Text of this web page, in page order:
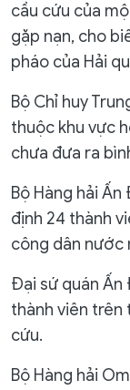
cầu cứu của
gặp nạn, cho
pháo của Hải
Bộ Chỉ huy
thuộc khu vực
chưa đưa ra
Bộ Hàng hải
định 24 thành
công dân nước
Đại sứ quán
thành viên trên
cứu.
Bộ Hàng hải